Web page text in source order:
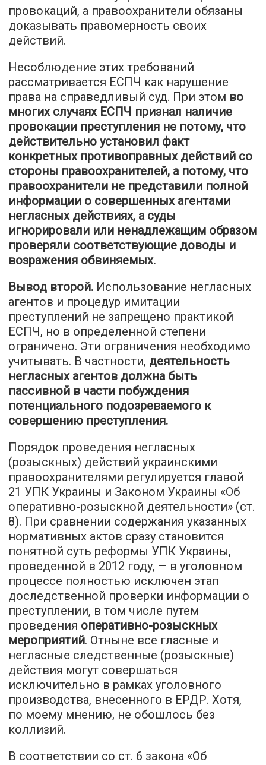
провокаций, а правоохранители обязаны
доказывать правомерность своих
действий.
Несоблюдение этих требований
рассматривается ЕСПЧ как нарушение
права на справедливый суд. При этом во
многих случаях ЕСПЧ признал наличие
провокации преступления не потому, что
действительно установил факт
конкретных противоправных действий со
стороны правоохранителей, а потому, что
правоохранители не представили полной
информации о совершенных агентами
негласных действиях, а суды
игнорировали или ненадлежащим образом
проверяли соответствующие доводы и
возражения обвиняемых.
Вывод второй. Использование негласных
агентов и процедур имитации
преступлений не запрещено практикой
ЕСПЧ, но в определенной степени
ограничено. Эти ограничения необходимо
учитывать. В частности, деятельность
негласных агентов должна быть
пассивной в части побуждения
потенциального подозреваемого к
совершению преступления.
Порядок проведения негласных
(розыскных) действий украинскими
правоохранителями регулируется главой
21 УПК Украины и Законом Украины «Об
оперативно-розыскной деятельности» (ст.
8). При сравнении содержания указанных
нормативных актов сразу становится
понятной суть реформы УПК Украины,
проведенной в 2012 году, — в уголовном
процессе полностью исключен этап
доследственной проверки информации о
преступлении, в том числе путем
проведения оперативно-розыскных
мероприятий. Отныне все гласные и
негласные следственные (розыскные)
действия могут совершаться
исключительно в рамках уголовного
производства, внесенного в ЕРДР. Хотя,
по моему мнению, не обошлось без
коллизий.
В соответствии со ст. 6 закона «Об